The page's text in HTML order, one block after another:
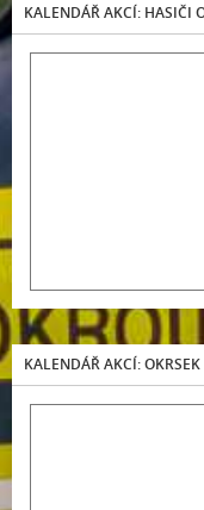
KALENDÁŘ AKCÍ: HASIČI
KALENDÁŘ AKCÍ: OKRSEK